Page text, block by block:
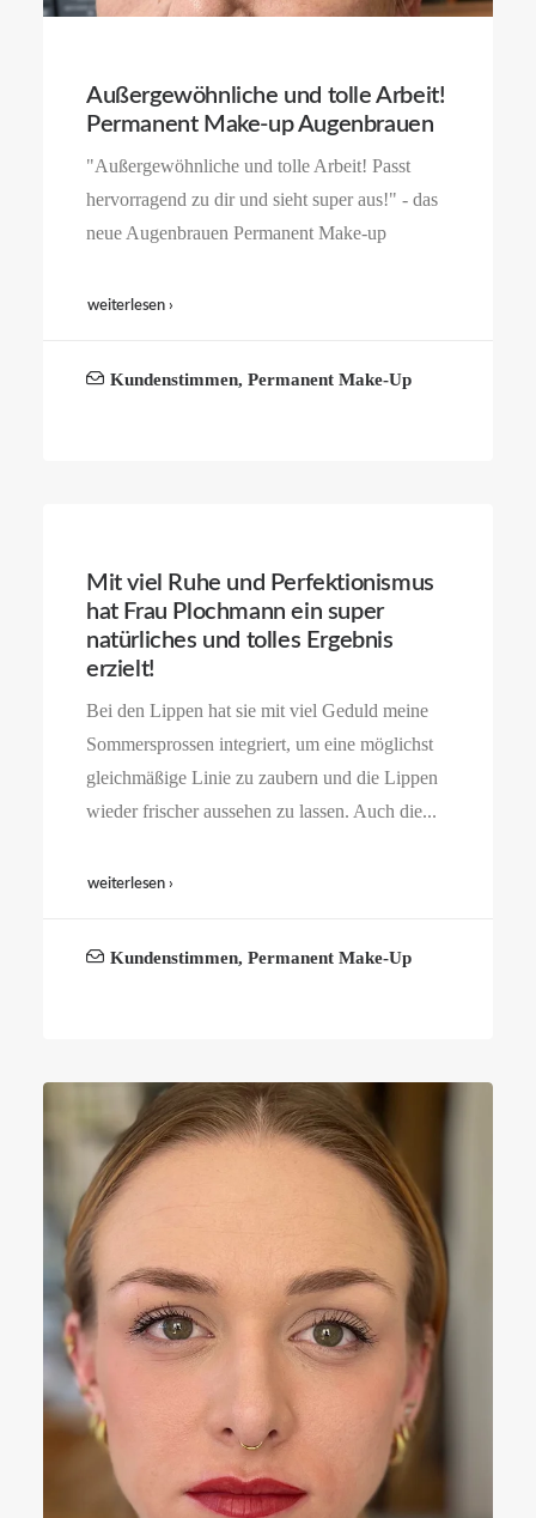
Außergewöhnliche und tolle Arbeit!
Permanent Make-up Augenbrauen
"Außergewöhnliche und tolle Arbeit! Passt
hervorragend zu dir und sieht super aus!" - das
neue Augenbrauen Permanent Make-up
weiterlesen ›
Kundenstimmen, Permanent Make-Up
Mit viel Ruhe und Perfektionismus
hat Frau Plochmann ein super
natürliches und tolles Ergebnis
erzielt!
Bei den Lippen hat sie mit viel Geduld meine
Sommersprossen integriert, um eine möglichst
gleichmäßige Linie zu zaubern und die Lippen
wieder frischer aussehen zu lassen. Auch die...
weiterlesen ›
Kundenstimmen, Permanent Make-Up